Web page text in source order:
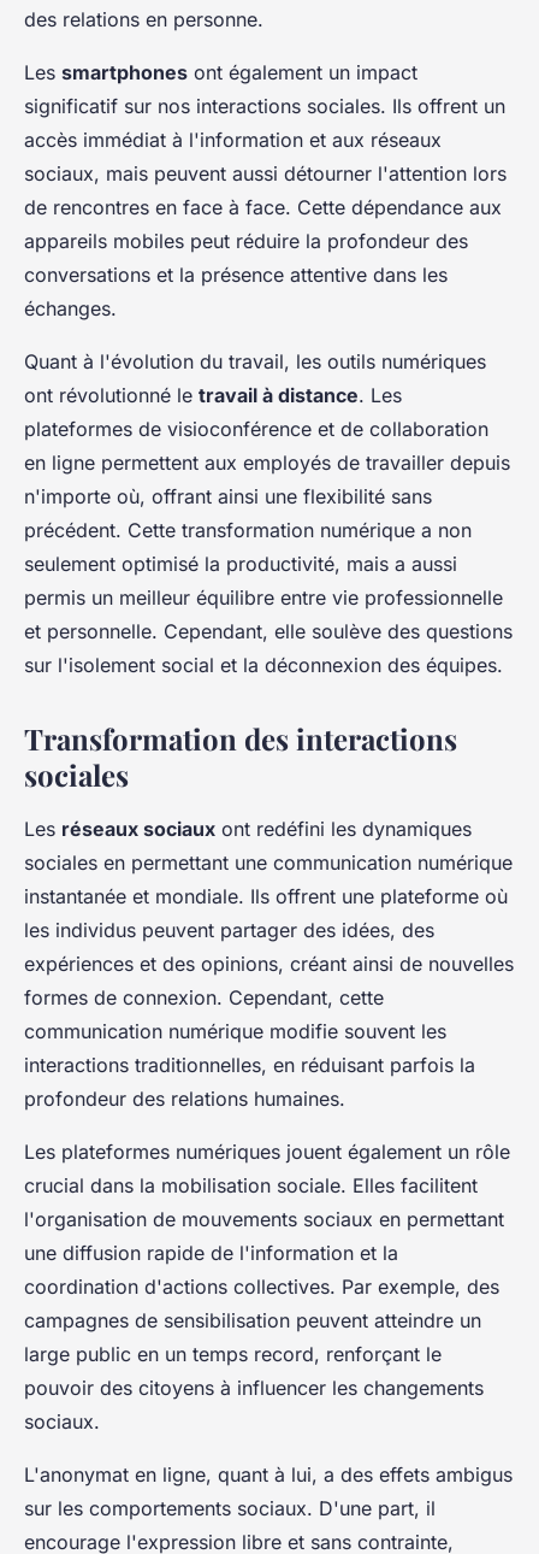
des relations en personne.
Les smartphones ont également un impact
significatif sur nos interactions sociales. Ils offrent un
accès immédiat à l'information et aux réseaux
sociaux, mais peuvent aussi détourner l'attention lors
de rencontres en face à face. Cette dépendance aux
appareils mobiles peut réduire la profondeur des
conversations et la présence attentive dans les
échanges.
Quant à l'évolution du travail, les outils numériques
ont révolutionné le travail à distance. Les
plateformes de visioconférence et de collaboration
en ligne permettent aux employés de travailler depuis
n'importe où, offrant ainsi une flexibilité sans
précédent. Cette transformation numérique a non
seulement optimisé la productivité, mais a aussi
permis un meilleur équilibre entre vie professionnelle
et personnelle. Cependant, elle soulève des questions
sur l'isolement social et la déconnexion des équipes.
Transformation des interactions
sociales
Les réseaux sociaux ont redéfini les dynamiques
sociales en permettant une communication numérique
instantanée et mondiale. Ils offrent une plateforme où
les individus peuvent partager des idées, des
expériences et des opinions, créant ainsi de nouvelles
formes de connexion. Cependant, cette
communication numérique modifie souvent les
interactions traditionnelles, en réduisant parfois la
profondeur des relations humaines.
Les plateformes numériques jouent également un rôle
crucial dans la mobilisation sociale. Elles facilitent
l'organisation de mouvements sociaux en permettant
une diffusion rapide de l'information et la
coordination d'actions collectives. Par exemple, des
campagnes de sensibilisation peuvent atteindre un
large public en un temps record, renforçant le
pouvoir des citoyens à influencer les changements
sociaux.
L'anonymat en ligne, quant à lui, a des effets ambigus
sur les comportements sociaux. D'une part, il
encourage l'expression libre et sans contrainte,